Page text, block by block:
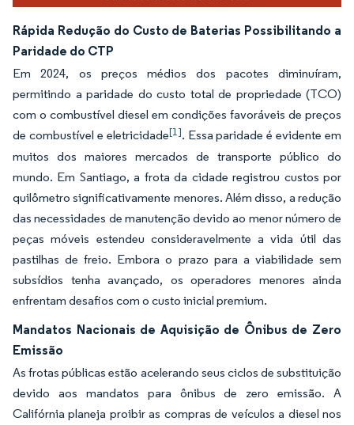
Rápida Redução do Custo de Baterias Possibilitando a
Paridade do CTP
Em 2024, os preços médios dos pacotes diminuíram,
permitindo a paridade do custo total de propriedade (TCO)
com o combustível diesel em condições favoráveis de preços
de combustível e eletricidade[1]. Essa paridade é evidente em
muitos dos maiores mercados de transporte público do
mundo. Em Santiago, a frota da cidade registrou custos por
quilômetro significativamente menores. Além disso, a redução
das necessidades de manutenção devido ao menor número de
peças móveis estendeu consideravelmente a vida útil das
pastilhas de freio. Embora o prazo para a viabilidade sem
subsídios tenha avançado, os operadores menores ainda
enfrentam desafios com o custo inicial premium.
Mandatos Nacionais de Aquisição de Ônibus de Zero
Emissão
As frotas públicas estão acelerando seus ciclos de substituição
devido aos mandatos para ônibus de zero emissão. A
Califórnia planeja proibir as compras de veículos a diesel nos